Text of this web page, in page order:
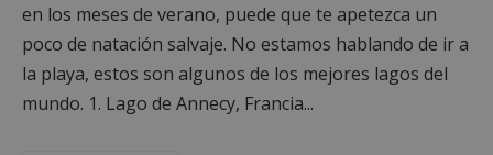
en los meses de verano, puede que te apetezca un
poco de natación salvaje. No estamos hablando de ir a
la playa, estos son algunos de los mejores lagos del
mundo. 1. Lago de Annecy, Francia...